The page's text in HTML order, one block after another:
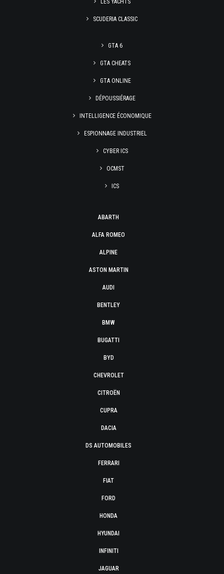
LES YACHTS
SCUDERIA CLASSIC
GTA 6
GTA CHEATS
GTA ONLINE
DÉPOUSSIÉRAGE
INTELLIGENCE ÉCONOMIQUE
ESPIONNAGE INDUSTRIEL
CYBER ICS
OCMST
ICS
ABARTH
ALFA ROMEO
ALPINE
ASTON MARTIN
AUDI
BENTLEY
BMW
BUGATTI
BYD
CHEVROLET
CITROËN
CUPRA
DACIA
DS AUTOMOBILES
FERRARI
FIAT
FORD
HONDA
HYUNDAI
INFINITI
JAGUAR